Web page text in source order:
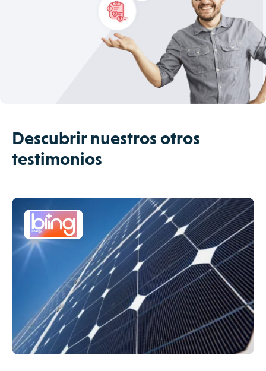
Descubrir nuestros otros
testimonios